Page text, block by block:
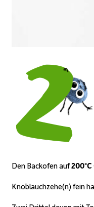
Den Backofen auf
Knoblauchzehe(n) fein